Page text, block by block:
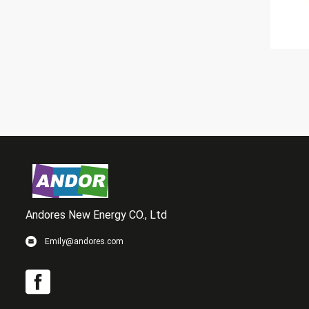
Andores New Energy CO., Ltd
Emily@andores.com